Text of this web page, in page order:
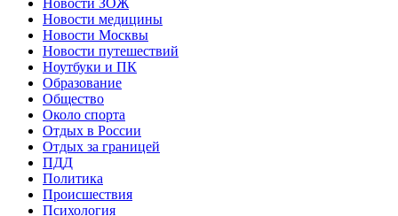
Новости медицины
Новости Москвы
Новости путешествий
Ноутбуки и ПК
Образование
Общество
Около спорта
Отдых в России
Отдых за границей
ПДД
Политика
Происшествия
Психология